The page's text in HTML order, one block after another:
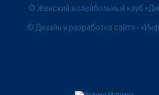
© Женский волейбольный клуб
© Дизайн и разработка сайта -